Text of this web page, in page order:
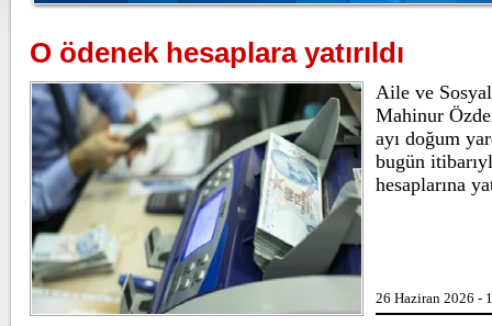
O ödenek hesaplara yatırıldı
Aile ve
Mahinur
ayı doğum
bugün
hesaplarına
26 Haziran 2026 -
Allah'tan
Lahmacun ve